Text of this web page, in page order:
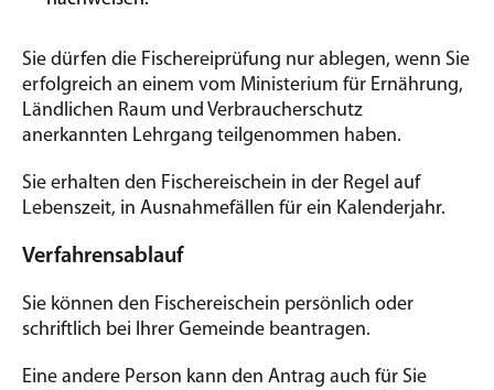
Sie dürfen die Fischereiprüfung nur ablegen, wenn Sie
erfolgreich an einem vom Ministerium für Ernährung,
Ländlichen Raum und Verbraucherschutz
anerkannten Lehrgang teilgenommen haben.
Sie erhalten den Fischereischein in der Regel auf
Lebenszeit, in Ausnahmefällen für ein Kalenderjahr.
Verfahrensablauf
Sie können den Fischereischein persönlich oder
schriftlich bei Ihrer Gemeinde beantragen.
Eine andere Person kann den Antrag auch für Sie